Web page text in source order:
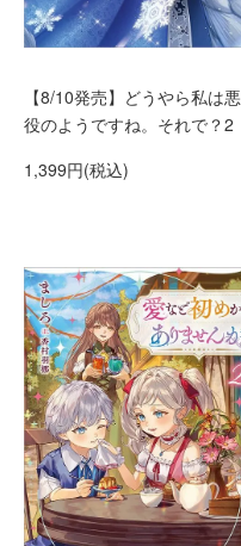
【8/10発売】どうやら私は悪
役のようですね。それで？2
1,399円(税込)